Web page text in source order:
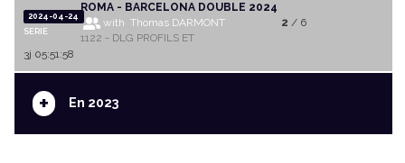
2024-04-24
SERIE
ROMA - BARCELONA DOUBLE 2024
with Thomas DARMONT
1122 - DLG PROFILS ET
2 / 6
3j 05:51:58
+ En 2023